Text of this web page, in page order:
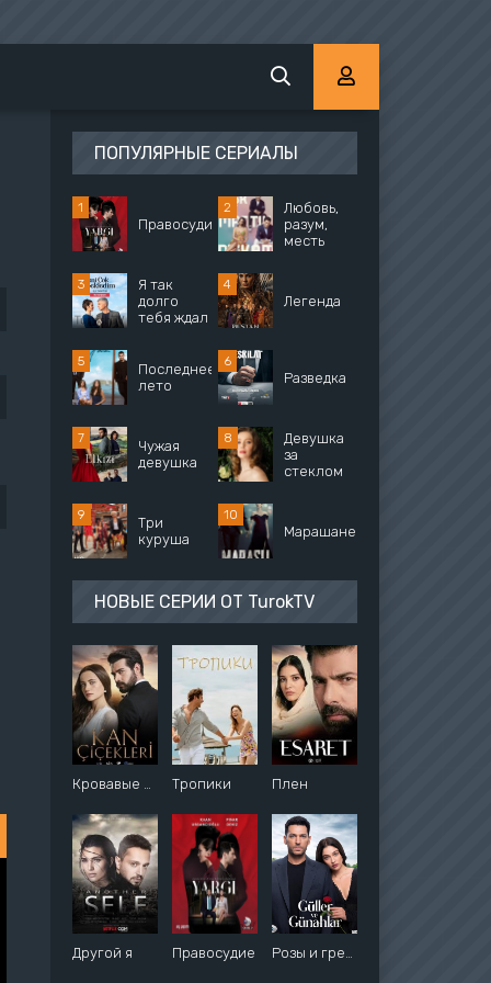
ПОПУЛЯРНЫЕ СЕРИАЛЫ
Правосудие
Любовь,
разум,
месть
Я так
долго
тебя ждал
Легенда
Последнее
лето
Разведка
Чужая
девушка
Девушка
за
стеклом
Три
куруша
Марашанец
НОВЫЕ СЕРИИ ОТ TurokTV
Кровавые цветы Тропики Плен
Другой я Правосудие Розы и грехи